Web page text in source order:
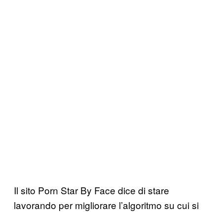
Il sito Porn Star By Face dice di stare
lavorando per migliorare l’algoritmo su cui si